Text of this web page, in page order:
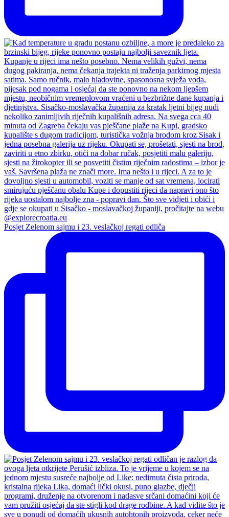
Posjet Zelenom sajmu i 23. veslačkoj regati odliča